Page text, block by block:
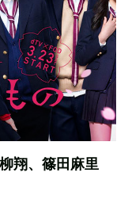
翔、篠田麻里